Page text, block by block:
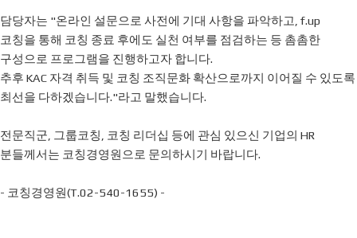
담당자는 "온라인 설문으로 사전에 기대 사항을 파악하고, f.up
코칭을 통해 코칭 종료 후에도 실천 여부를 점검하는 등 촘촘한
구성으로 프로그램을 진행하고자 합니다.
추후 KAC 자격 취득 및 코칭 조직문화 확산으로까지 이어질 수 있도록
최선을 다하겠습니다."라고 말했습니다.
전문직군, 그룹코칭, 코칭 리더십 등에 관심 있으신 기업의 HR
분들께서는 코칭경영원으로 문의하시기 바랍니다.
- 코칭경영원(T.02-540-1655) -